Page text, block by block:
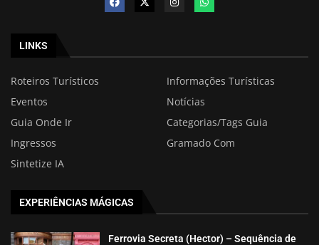
LINKS
Roteiros Turísticos
Informações Turísticas
Eventos
Notícias
Guia Onde Ir
Categorias/Tags Guia
Ingressos
Gramado Com
Sintetize IA
EXPERIÊNCIAS MÁGICAS
Ferrovia Secreta (Hector) – Sequência de